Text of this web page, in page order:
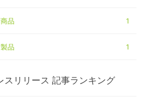
品 1
品 1
スリリース 記事ランキング